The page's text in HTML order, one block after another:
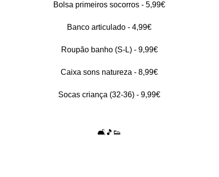
Bolsa primeiros socorros - 5,99€
Banco articulado - 4,99€
Roupão banho (S-L) - 9,99€
Caixa sons natureza - 8,99€
Socas criança (32-36) - 9,99€
🛋️🎵👟